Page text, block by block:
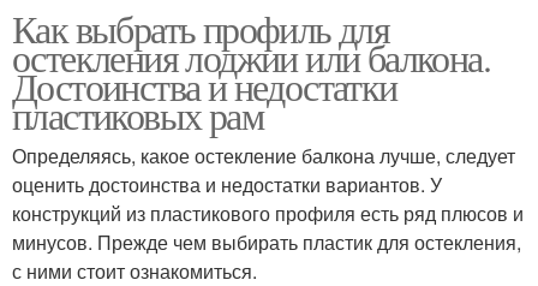
Как выбрать профиль для
остекления лоджии или балкона.
Достоинства и недостатки
пластиковых рам
Определяясь, какое остекление балкона лучше, следует
оценить достоинства и недостатки вариантов. У
конструкций из пластикового профиля есть ряд плюсов и
минусов. Прежде чем выбирать пластик для остекления,
с ними стоит ознакомиться.